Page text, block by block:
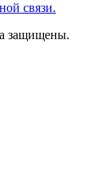
связи.
защищены.